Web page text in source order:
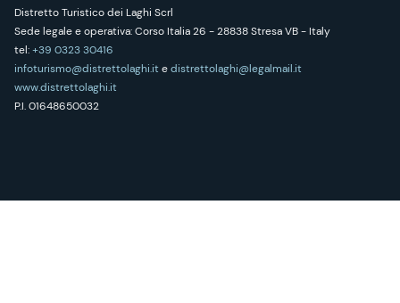
Distretto Turistico dei Laghi Scrl
Sede legale e operativa: Corso Italia 26 - 28838 Stresa VB - Italy
tel:+39 0323 30416
infoturismo@distrettolaghi.itedistrettolaghi@legalmail.it
www.distrettolaghi.it
P.I. 01648650032